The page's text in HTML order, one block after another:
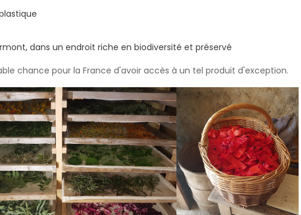
dans un endroit riche en biodiversité et préservé
chance pour la France d'avoir accès à un tel produit d'exception.